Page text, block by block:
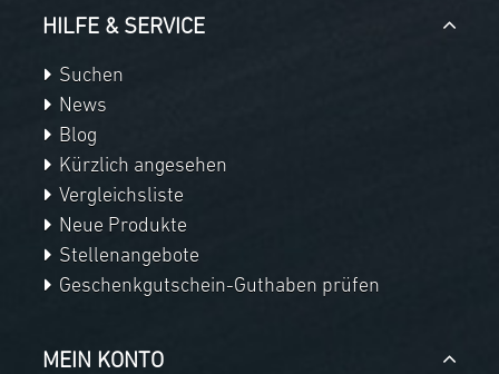
HILFE & SERVICE
Suchen
News
Blog
Kürzlich angesehen
Vergleichsliste
Neue Produkte
Stellenangebote
Geschenkgutschein-Guthaben prüfen
MEIN KONTO